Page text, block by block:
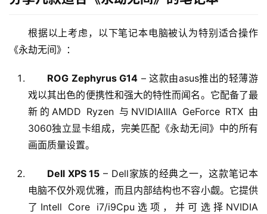
根据以上考虑，以下笔记本电脑被认为特别适合操作
《永劫无间》：
ROG Zephyrus G14 – 这款由asus推出的轻薄游
戏以其出色的便携性和强大的特性而闻名。它配备了最
新的AMDD Ryzen 与NVIDIAIIIA GeForce RTX 由
3060独立显卡组成，完美匹配《永劫无间》中的所有
画面质量设置。
Dell XPS 15 – Dell家族的经典之一，这款笔记本
电脑不仅外观优雅，而且内部结构也不容小觑。它提供
了Intell Core i7/i9Cpu选项，并可选择NVIDIA